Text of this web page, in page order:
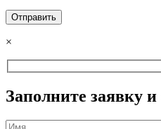
×
Заполните заявку